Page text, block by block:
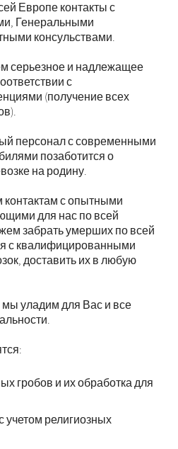
Европе контакты с
Генеральными
консульствами.
серьезное и надлежащее
с
(получение всех
персонал с современными
позаботится о
на родину.
контактам с опытными
для нас по всей
забрать умерших по всей
с квалифицированными
доставить их в любую
уладим для Вас и все
гробов и их обработка для
религиозных